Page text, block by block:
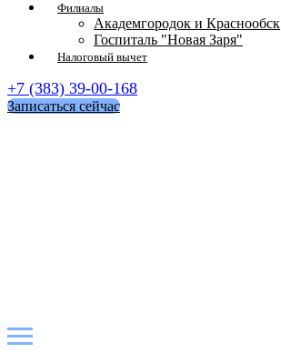
Филиалы
Академгородок и Краснообск
Госпиталь "Новая Заря"
Налоговый вычет
+7 (383) 39-00-168
Записаться сейчас